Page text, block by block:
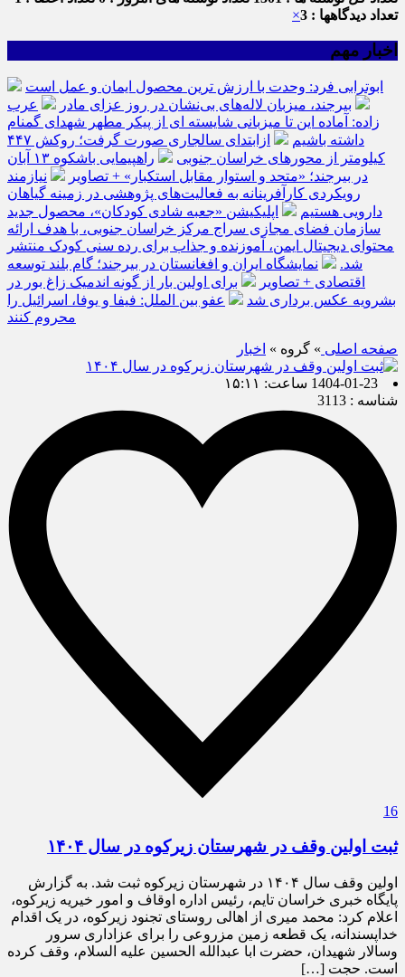
تعداد دیدگاهها : 3
×
اخبار مهم
ابوترابی فرد: وحدت با ارزش ترین محصول ایمان و عمل است
بیرجند، میزبان لاله‌های بی‌نشان در روز عزای مادر
عرب
زاده: آماده این تا میزبانی شایسته ای از پیکر مطهر شهدای گمنام
داشته باشیم
ازابتدای سالجاری صورت گرفت؛ روکش ۴۴۷
کیلومتر از محورهای خراسان جنوبی
راهپیمایی باشکوه ۱۳ آبان
در بیرجند؛ «متحد و استوار مقابل استکبار» + تصاویر
نیازمند
رویکردی کارآفرینانه به فعالیت‌های پژوهشی در زمینه گیاهان
دارویی هستیم
اپلیکیشن «جعبه شادی کودکان»، محصول جدید
سازمان فضای مجازی سراج مرکز خراسان جنوبی، با هدف ارائه
محتوای دیجیتال ایمن، آموزنده و جذاب برای رده سنی کودک منتشر
شد.
نمایشگاه ایران و افغانستان در بیرجند؛ گام بلند توسعه
اقتصادی + تصاویر
برای اولین بار از گونه اندمیک زاغ بور در
بشرویه عکس برداری شد
عفو بین الملل: فیفا و یوفا، اسرائیل را
محروم کنند
صفحه اصلی » گروه » اخبار
1404-01-23 ساعت: ۱۵:۱۱
شناسه : 3113
16
ثبت اولین وقف در شهرستان زیرکوه در سال ۱۴۰۴
اولین وقف سال ۱۴۰۴ در شهرستان زیرکوه ثبت شد. به گزارش
پایگاه خبری خراسان تایم، رئیس اداره اوقاف و امور خیریه زیرکوه،
اعلام کرد: محمد میری از اهالی روستای تجنود زیرکوه، در یک اقدام
خداپسندانه، یک قطعه زمین مزروعی را برای عزاداری سرور
وسالار شهیدان، حضرت ابا عبدالله الحسین علیه السلام، وقف کرده
است. حجت […]